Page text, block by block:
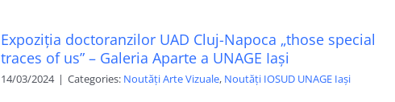
Expoziția doctoranzilor UAD Cluj-Napoca „those special
traces of us” – Galeria Aparte a UNAGE Iași
14/03/2024 | Categories: Noutăți Arte Vizuale, Noutăți IOSUD UNAGE Iași